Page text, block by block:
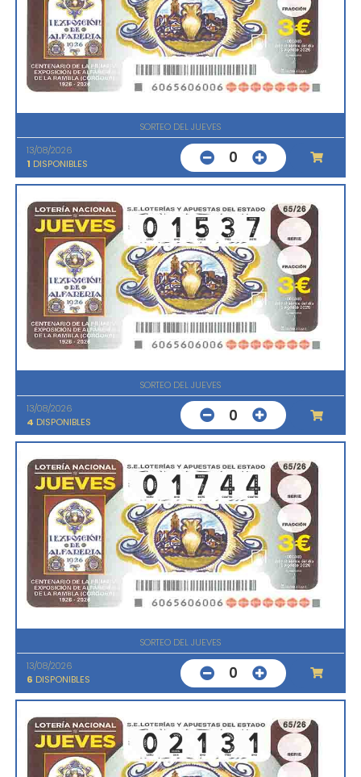
SORTEO DEL JUEVES
13/08/2026
1 DISPONIBLES 0
SORTEO DEL JUEVES
13/08/2026
4 DISPONIBLES 0
SORTEO DEL JUEVES
13/08/2026
6 DISPONIBLES 0